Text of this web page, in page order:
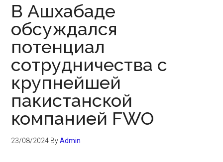
В Ашхабаде
обсуждался
потенциал
сотрудничества с
крупнейшей
пакистанской
компанией FWO
23/08/2024 ByAdmin